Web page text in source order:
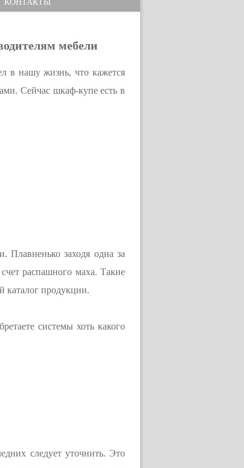
КОНТАКТЫ
мебели
в нашу жизнь, что кажется
Сейчас шкаф-купе есть в
заходя одна за
распашного маха. Такие
каталог продукции.
системы хоть какого
следует уточнить. Это